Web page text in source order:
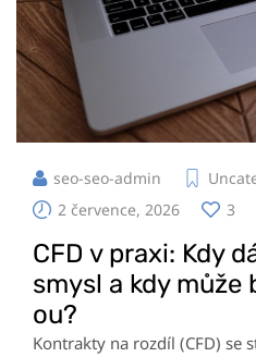
seo-seo-admin
2 července, 2026
3
CFD v praxi: Kdy
smysl a kdy
ou?
Kontrakty na rozdíl (CFD) se